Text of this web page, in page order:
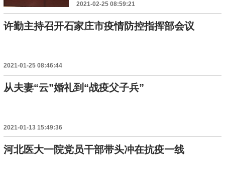
2021-02-25 08:59:21
许勤主持召开石家庄市疫情防控指挥部会议
2021-01-25 08:46:44
从夫妻“云”婚礼到“战疫父子兵”
2021-01-13 15:49:36
河北医大一院党员干部带头冲在抗疫一线